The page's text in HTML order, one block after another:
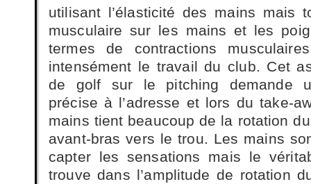
utilisant l’élasticité des mains mais
musculaire sur les mains et les
termes de contractions
intensément le travail du club. Cet
de golf sur le pitching demande
précise à l’adresse et lors du take-
mains tient beaucoup de la rotation
avant-bras vers le trou. Les mains
capter les sensations mais le
trouve dans l’amplitude de rotation